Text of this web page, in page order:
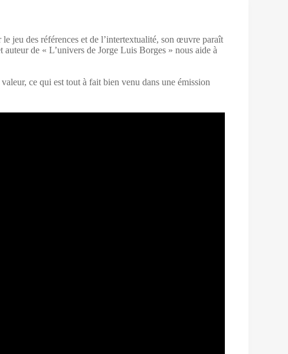
jeu des références et de l’intertextualité, son œuvre paraît
de « L’univers de Jorge Luis Borges » nous aide à
ce qui est tout à fait bien venu dans une émission